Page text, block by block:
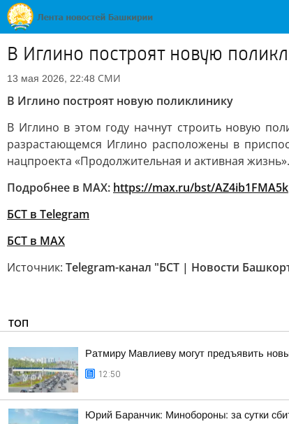
В Иглино построят новую
13 мая 2026, 22:48 СМИ
В Иглино построят новую поликлинику
В Иглино в этом году начнут строить новую
разрастающемся Иглино расположены в
нацпроекта «Продолжительная и активная жизнь».
Подробнее в MAX: https://max.ru/bst/AZ4ib1FMA5k
БСТ в Telegram
БСТ в МАХ
Источник: Telegram-канал "БСТ | Новости
ТОП
Ратмиру Мавлиеву могут предъявить
12:50
Юрий Баранчик: Минобороны: за сутки